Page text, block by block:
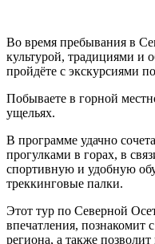
Во время пребывания в
культурой, традициями и
пройдёте с экскурсиями
Побываете в горной
ущельях.
В программе удачно
прогулками в горах, в
спортивную и удобную
треккинговые палки.
Этот тур по Северной
впечатления, познакомит
региона, а также